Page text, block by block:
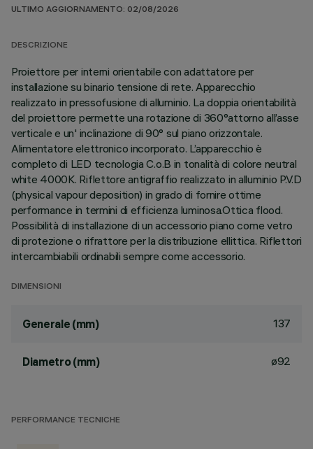
ULTIMO AGGIORNAMENTO: 02/08/2026
DESCRIZIONE
Proiettore per interni orientabile con adattatore per
installazione su binario tensione di rete. Apparecchio
realizzato in pressofusione di alluminio. La doppia orientabilità
del proiettore permette una rotazione di 360°attorno all’asse
verticale e un' inclinazione di 90° sul piano orizzontale.
Alimentatore elettronico incorporato. L’apparecchio è
completo di LED tecnologia C.o.B in tonalità di colore neutral
white 4000K. Riflettore antigraffio realizzato in alluminio P.V.D
(physical vapour deposition) in grado di fornire ottime
performance in termini di efficienza luminosa.Ottica flood.
Possibilità di installazione di un accessorio piano come vetro
di protezione o rifrattore per la distribuzione ellittica. Riflettori
intercambiabili ordinabili sempre come accessorio.
DIMENSIONI
Generale (mm) 137
Diametro (mm) ø92
PERFORMANCE TECNICHE